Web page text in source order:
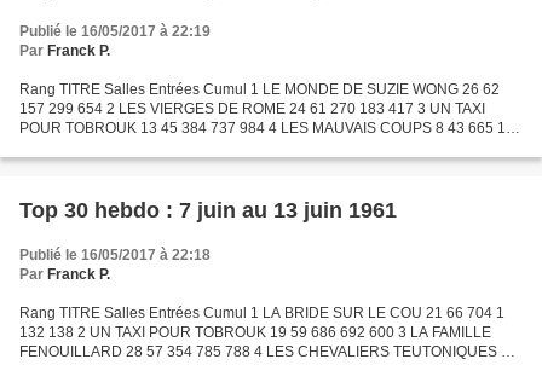
Publié le 16/05/2017 à 22:19
Par Franck P.
Rang TITRE Salles Entrées Cumul 1 LE MONDE DE SUZIE WONG 26 62
157 299 654 2 LES VIERGES DE ROME 24 61 270 183 417 3 UN TAXI
POUR TOBROUK 13 45 384 737 984 4 LES MAUVAIS COUPS 8 43 665 112
Top 30 hebdo : 7 juin au 13 juin 1961
Publié le 16/05/2017 à 22:18
Par Franck P.
Rang TITRE Salles Entrées Cumul 1 LA BRIDE SUR LE COU 21 66 704 1
132 138 2 UN TAXI POUR TOBROUK 19 59 686 692 600 3 LA FAMILLE
FENOUILLARD 28 57 354 785 788 4 LES CHEVALIERS TEUTONIQUES 8